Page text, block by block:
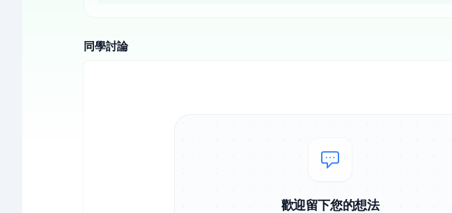
同學討論
歡迎留下您的想法